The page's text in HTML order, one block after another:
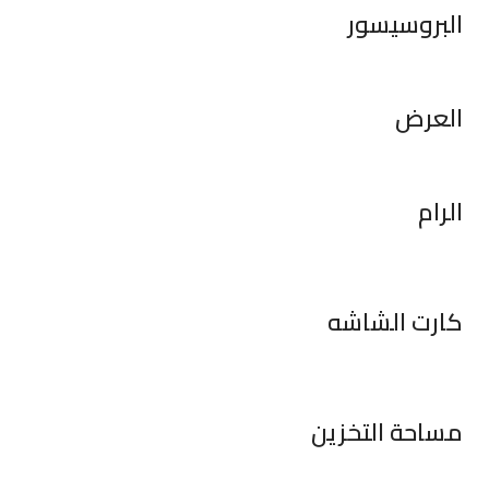
البروسيسور
العرض
الرام
كارت الشاشه
مساحة التخزين